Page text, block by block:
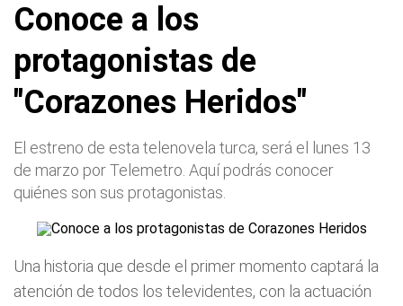
Conoce a los
protagonistas de
"Corazones Heridos"
El estreno de esta telenovela turca, será el lunes 13
de marzo por Telemetro. Aquí podrás conocer
quiénes son sus protagonistas.
Una historia que desde el primer momento captará la
atención de todos los televidentes, con la actuación